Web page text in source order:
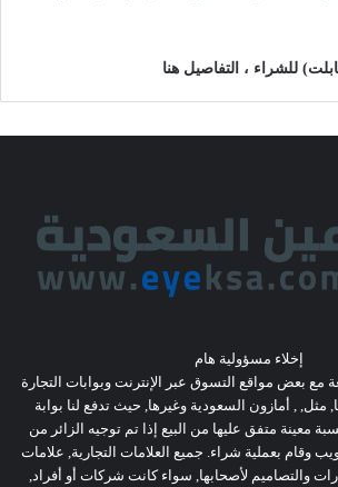
للشراء ، التفاصيل هنا
إخلاء مسؤولية هام
مع بعض مواقع التسوق عبر الإنترنت وبوابات التجارة
مثل, , أمازون السعودية وغيرها, حيث تدفع لنا بوابة
معينة متفق عليها من البيع إذا تم توجيه الزائر من
وقام بعملية شراء. جميع العلامات التجارية, علامات
والتصاميم لأصحابها, سواء كانت شركات أو أفراد,